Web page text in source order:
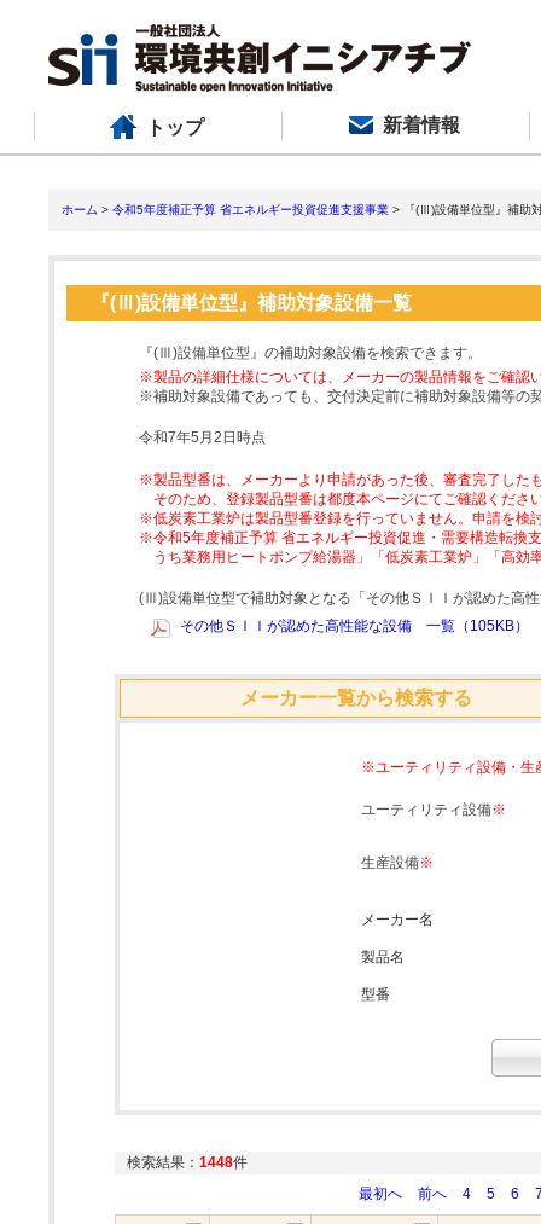
トップ 新着情報
ホーム > 令和5年度補正予算 省エネルギー投資促進支援事業 > 『(Ⅲ)設備単位型』補助
『(Ⅲ)設備単位型』補助対象設備一覧
『(Ⅲ)設備単位型』の補助対象設備を検索できます。
※製品の詳細仕様については、メーカーの製品情報をご確認
※補助対象設備であっても、交付決定前に補助対象設備等の
令和7年5月2日時点
※製品型番は、メーカーより申請があった後、審査完了した
そのため、登録製品型番は都度本ページにてご確認くださ
※低炭素工業炉は製品型番登録を行っていません。申請を検
※令和5年度補正予算 省エネルギー投資促進・需要構造転換
うち業務用ヒートポンプ給湯器」「低炭素工業炉」「高
(Ⅲ)設備単位型で補助対象となる「その他ＳＩＩが認めた高
その他ＳＩＩが認めた高性能な設備 一覧（105KB）
メーカー一覧から検索する
※ユーティリティ設備・生
ユーティリティ設備※
生産設備※
メーカー名
製品名
型番
検索結果： 1448件
最初へ
前へ 4 5 6